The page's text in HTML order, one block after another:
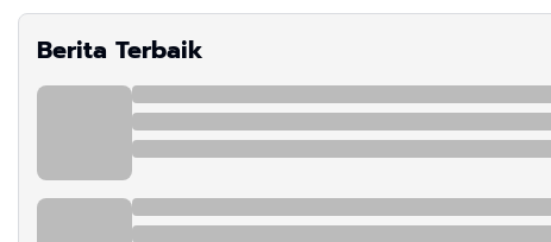
Berita Terbaik